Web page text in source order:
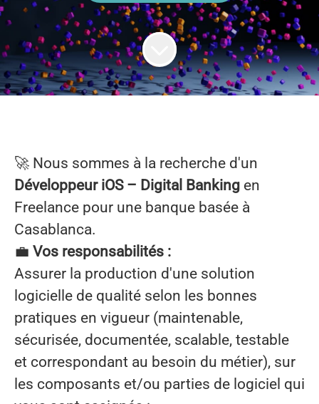
🚀 Nous sommes à la recherche d'un
Développeur iOS – Digital Banking en
Freelance pour une banque basée à
Casablanca.
💼 Vos responsabilités :
Assurer la production d'une solution
logicielle de qualité selon les bonnes
pratiques en vigueur (maintenable,
sécurisée, documentée, scalable, testable
et correspondant au besoin du métier), sur
les composants et/ou parties de logiciel qui